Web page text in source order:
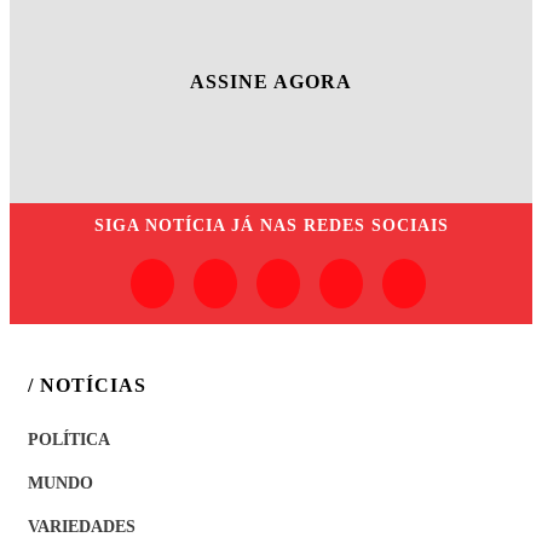
ASSINE AGORA
SIGA NOTÍCIA JÁ NAS REDES SOCIAIS
/ NOTÍCIAS
POLÍTICA
MUNDO
VARIEDADES